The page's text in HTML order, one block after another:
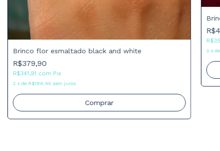
Brinco flor esmaltado black and white
R$379,90
R$341,91 com Pix
2 x de R$189,95 sem juros
Comprar
2 x